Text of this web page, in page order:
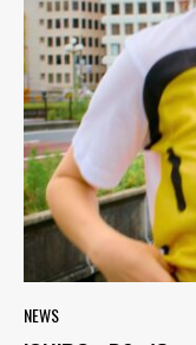
NEWS